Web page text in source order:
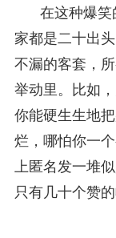
在这种爆
家都是二十出
不漏的客套，
举动里。比如
你能硬生生地
烂，哪怕你一
上匿名发一堆
只有几十个赞